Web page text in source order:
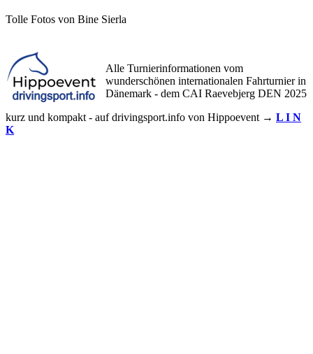
Tolle Fotos von Bine Sierla
Alle Turnierinformationen vom
wunderschönen internationalen Fahrturnier in
Dänemark - dem CAI Raevebjerg DEN 2025
kurz und kompakt - auf drivingsport.info von Hippoevent → L I N
K